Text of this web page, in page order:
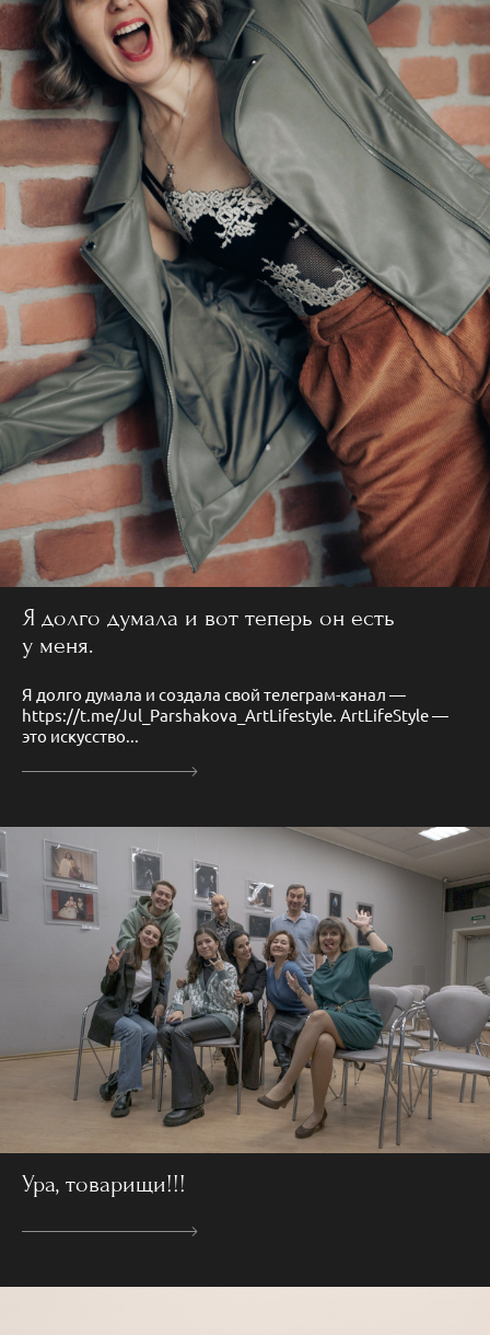
Я долго думала и вот теперь он есть
у меня.
Я долго думала и создала свой телеграм-канал —
https://t.me/Jul_Parshakova_ArtLifestyle. ArtLifeStyle —
это искусство...
Ура, товарищи!!!